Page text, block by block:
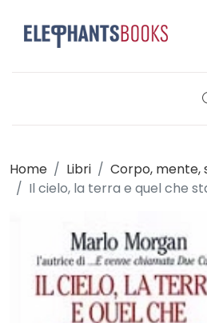
Home Libri
Corpo, mente,
Il cielo, la terra e quel che